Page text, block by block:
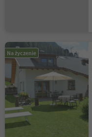
Na życzenie